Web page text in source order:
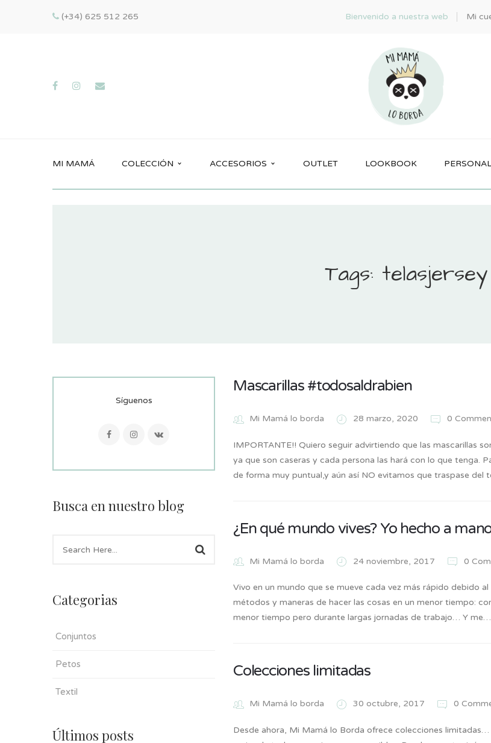
(+34) 625 512 265 Bienvenido a nuestra web Mi
MI MAMÁ COLECCIÓN ACCESORIOS OUTLET LOOKBOOK
Tags: telasjersey
Síguenos
Busca en nuestro blog
Categorias
Conjuntos
Petos
Textil
Últimos posts
Mascarillas #todosaldrabien
Mi Mamá lo borda 28 marzo, 2020 0
IMPORTANTE!! Quiero seguir advirtiendo que las mascarillas
ya que son caseras y cada persona las hará con lo que tenga.
de forma muy puntual,y aún así NO evitamos que traspase del
¿En qué mundo vives? Yo hecho a
Mi Mamá lo borda 24 noviembre, 2017 0
Vivo en un mundo que se mueve cada vez más rápido debido
métodos y maneras de hacer las cosas en un menor tiempo:
menor tiempo pero durante largas jornadas de trabajo… Y me…
Colecciones limitadas
Mi Mamá lo borda 30 octubre, 2017 0
Desde ahora, Mi Mamá lo Borda ofrece colecciones